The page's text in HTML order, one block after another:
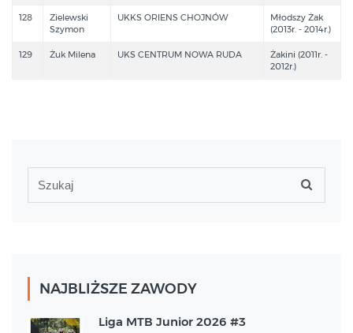
128
Zielewski
Szymon
UKKS ORIENS CHOJNÓW
Młodszy Żak
(2013r. - 2014r.)
129 Żuk Milena UKS CENTRUM NOWA RUDA
Żakini (2011r. -
2012r.)
NAJBLIŻSZE ZAWODY
Liga MTB Junior 2026 #3